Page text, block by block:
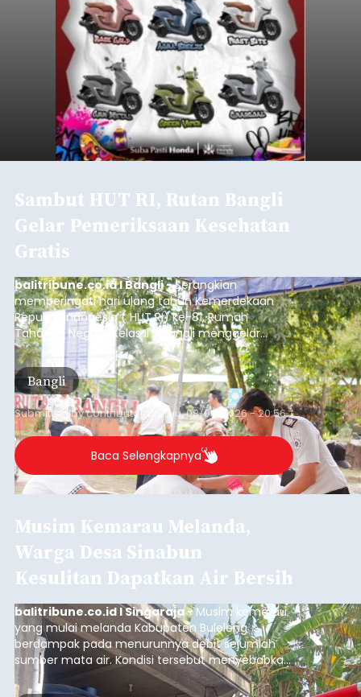
Sambut HUT RI, Rutan Bangli
Gelar Pemeriksaan Kesehatan
Gratis
balitribune.co.id I Bangli -Serangkian
memperingati hari ulang tahun Kemerdekaan
Republik Indonesia ( HUT RI) ke-81, Rumah
Tahanan Negara Kelas II B Bangli menggelar
kegiatan pemeriksaan kesehatan gratis, Rabu
(6/8/2026).
Bangli
Submitted bycontributor Thu, 08/06/2026 - 20:56
Baca Selengkapnya
Musim Kemarau Melanda,
Warga Desa Sinabun
Kesulitan Dapatkan Air Bersih
balitribune.co.id I Singaraja -Musim kemarau
yang mulai melanda Kabupaten Buleleng
berdampak pada menurunnya debit sejumlah
sumber mata air. Kondisi tersebut menyebabkan
warga di beberapa desa mulai mengalami
kesulitan mendapatkan air bersih, terutama